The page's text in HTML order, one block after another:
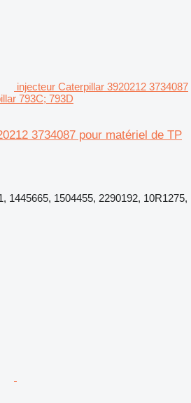
injecteur Caterpillar 3920212 3734087
793C; 793D
3734087 pour matériel de TP
1445665, 1504455, 2290192, 10R1275,